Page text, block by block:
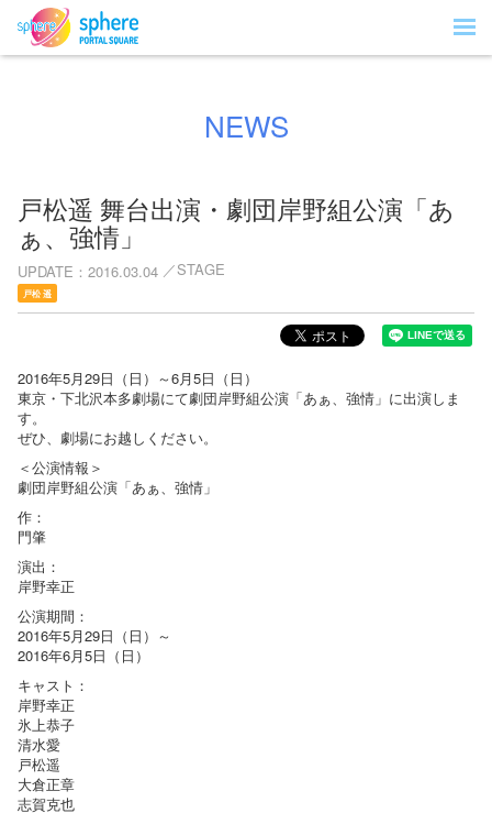
NEWS
戸松遥 舞台出演・劇団岸野組公演「あ
ぁ、強情」
UPDATE 2016.03.04 STAGE
戸松 遥
2016年5月29日（日）～6月5日（日）
東京・下北沢本多劇場にて劇団岸野組公演「あぁ、強情」に出演しま
す。
ぜひ、劇場にお越しください。
＜公演情報＞
劇団岸野組公演「あぁ、強情」
作：
門肇
演出：
岸野幸正
公演期間：
2016年5月29日（日）～
2016年6月5日（日）
キャスト：
岸野幸正
氷上恭子
清水愛
戸松遥
大倉正章
志賀克也